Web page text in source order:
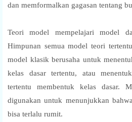
dan memformalkan gagasan tentang
Teori model mempelajari model
Himpunan semua model teori
model klasik berusaha untuk
kelas dasar tertentu, atau
tertentu membentuk kelas dasar.
digunakan untuk menunjukkan
bisa terlalu rumit.